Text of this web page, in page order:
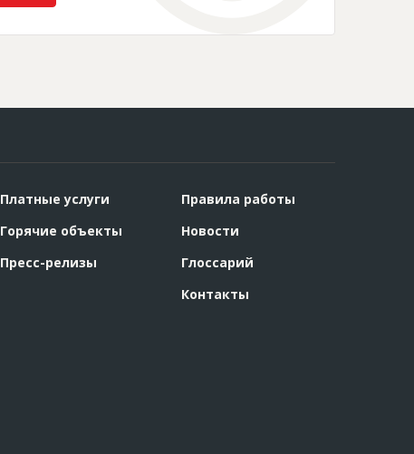
Платные услуги
Горячие объекты
Пресс-релизы
Правила работы
Новости
Глоссарий
Контакты